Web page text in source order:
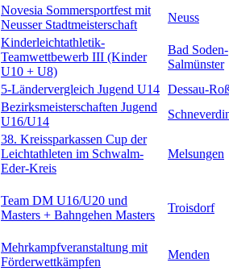
Novesia Sommersportfest mit
Neusser Stadtmeisterschaft
Neuss
Kinderleichtathletik-
Teamwettbewerb III (Kinder
U10 + U8)
Bad Soden-
Salmünster
5-Ländervergleich Jugend U14 Dessau-
Bezirksmeisterschaften Jugend
U16/U14
38. Kreissparkassen Cup der
Leichtathleten im Schwalm-
Eder-Kreis
Melsungen
Team DM U16/U20 und
Masters + Bahngehen Masters
Troisdorf
Mehrkampfveranstaltung mit
Förderwettkämpfen
Menden